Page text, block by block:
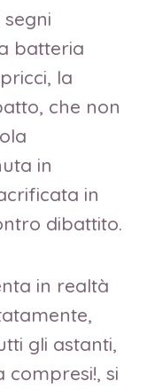
batteria
la
che non
in
in
dibattito.
in realtà
gli astanti,
compresi!, si